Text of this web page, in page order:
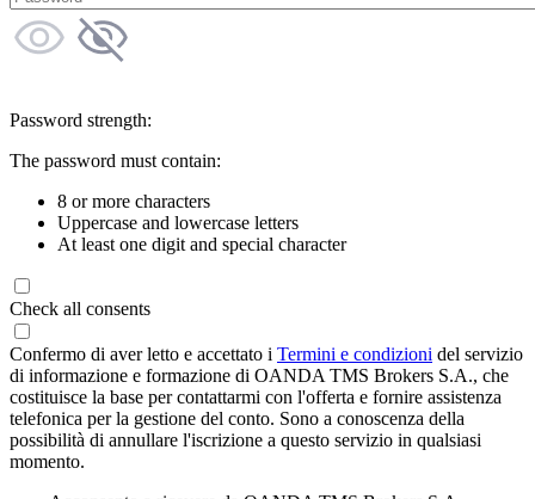
Password strength:
The password must contain:
8 or more characters
Uppercase and lowercase letters
At least one digit and special character
Check all consents
Confermo di aver letto e accettato i Termini e condizioni del servizio
di informazione e formazione di OANDA TMS Brokers S.A., che
costituisce la base per contattarmi con l'offerta e fornire assistenza
telefonica per la gestione del conto. Sono a conoscenza della
possibilità di annullare l'iscrizione a questo servizio in qualsiasi
momento.